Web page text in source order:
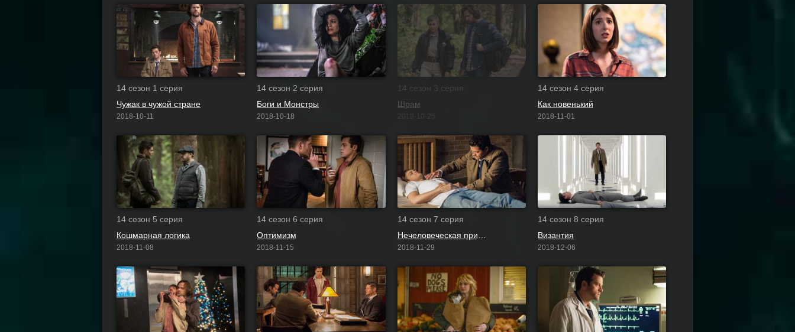
14 сезон 1 серия
Чужак в чужой стране
2018-10-11
14 сезон 2 серия
Боги и Монстры
2018-10-18
14 сезон 3 серия
Шрам
14 сезон 4 серия
Как новенький
2018-11-01
14 сезон 5 серия
Кошмарная логика
2018-11-08
14 сезон 6 серия
Оптимизм
2018-11-15
14 сезон 7 серия
2018-11-29
14 сезон 8 серия
Византия
2018-12-06